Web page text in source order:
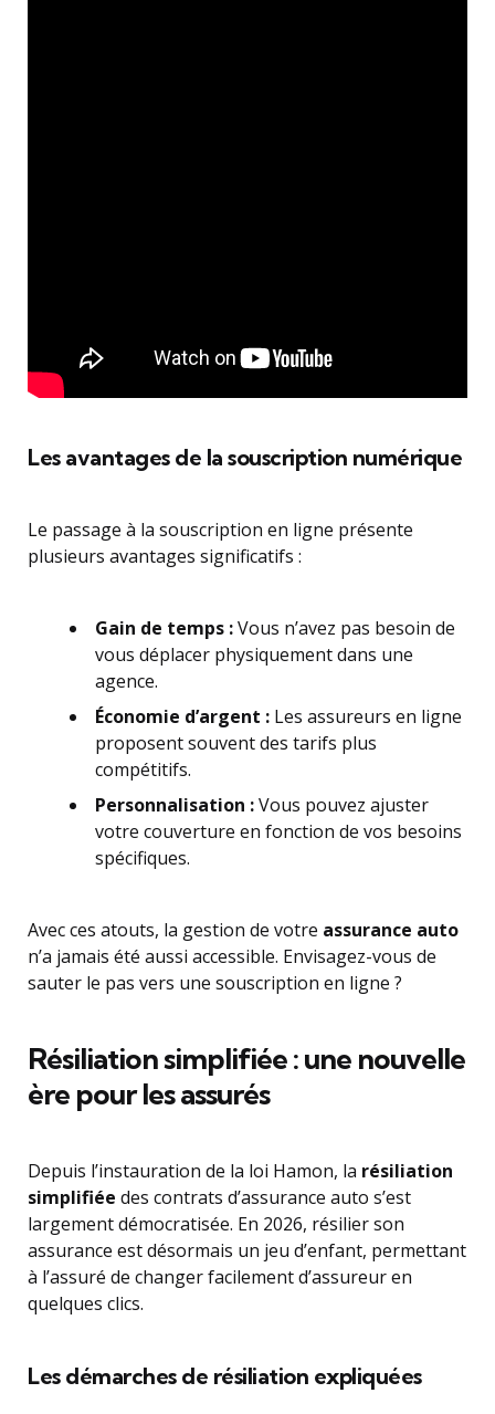
Les avantages de la souscription numérique
Le passage à la souscription en ligne présente
plusieurs avantages significatifs :
Gain de temps :Vous n’avez pas besoin de
vous déplacer physiquement dans une
agence.
Économie d’argent : Les assureurs en ligne
proposent souvent des tarifs plus
compétitifs.
Personnalisation :Vous pouvez ajuster
votre couverture en fonction de vos besoins
spécifiques.
Avec ces atouts, la gestion de votre assurance auto
n’a jamais été aussi accessible. Envisagez-vous de
sauter le pas vers une souscription en ligne ?
Résiliation simplifiée : une nouvelle
ère pour les assurés
Depuis l’instauration de la loi Hamon, la résiliation
simplifiée des contrats d’assurance auto s’est
largement démocratisée. En 2026, résilier son
assurance est désormais un jeu d’enfant, permettant
à l’assuré de changer facilement d’assureur en
quelques clics.
Les démarches de résiliation expliquées